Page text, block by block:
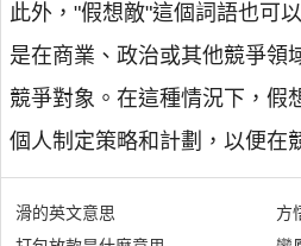
此外，"假想敵"這個詞語也可
是在商業、政治或其他競爭領
競爭對象。在這種情況下，假
個人制定策略和計劃，以便在
滑的英文意思
方